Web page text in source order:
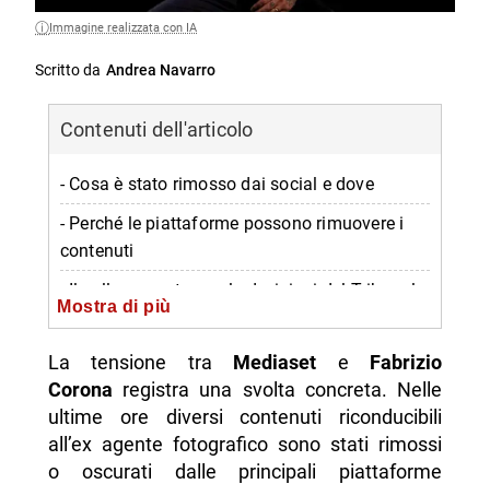
Immagine realizzata con IA
Scritto da Andrea Navarro
Contenuti dell'articolo
- Cosa è stato rimosso dai social e dove
- Perché le piattaforme possono rimuovere i
contenuti
- Il collegamento con le decisioni del Tribunale
di Milano
- La reazione del legale di Fabrizio Corona
-- Scopri di più da Napolike.it
Mostra di più
La tensione tra Mediaset e Fabrizio
Corona registra una svolta concreta. Nelle
ultime ore diversi contenuti riconducibili
all’ex agente fotografico sono stati rimossi
o oscurati dalle principali piattaforme